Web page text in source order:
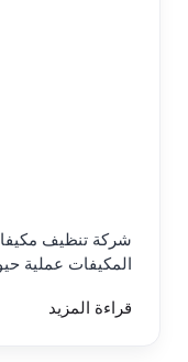
شركة تنظيف
المكيفات عملية
قراءة المزيد